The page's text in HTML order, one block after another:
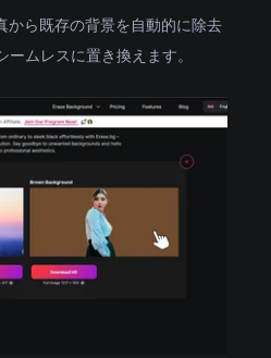
から既存の背景を自動的に除去
ームレスに置き換えます。